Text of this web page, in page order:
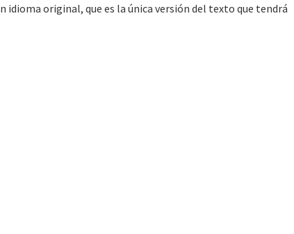
idioma original, que es la única versión del texto que tendrá